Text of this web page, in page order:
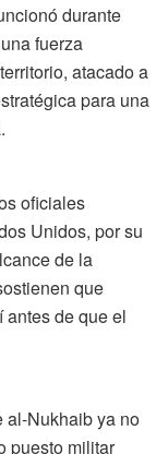
durante
fuerza
atacado a
para una
oficiales
Unidos, por su
de la
que
de que el
al-Nukhaib ya no
puesto militar